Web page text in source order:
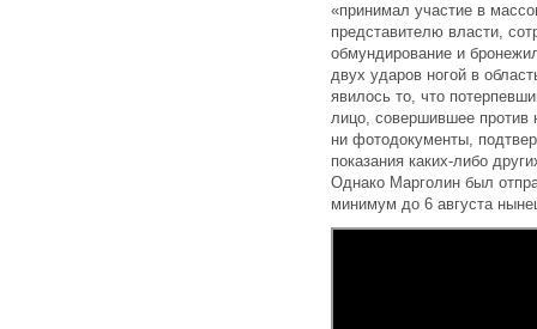
«принимал участие в
представителю власти,
обмундирование и
двух ударов ногой в
явилось то, что
лицо, совершившее против
ни фотодокументы,
показания каких-либо
Однако Марголин был
минимум до 6 августа